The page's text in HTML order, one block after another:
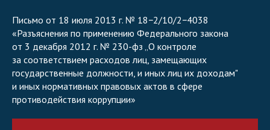
Подробнее
Письмо от 18 июля 2013 г. № 18−2/10/2−4038
«Разъяснения по применению Федерального закона
от 3 декабря 2012 г. № 230-фз „О контроле
за соответствием расходов лиц, замещающих
государственные должности, и иных лиц их доходам"
и иных нормативных правовых актов в сфере
противодействия коррупции»